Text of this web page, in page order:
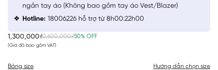
1,300,000₫2,600,000₫50% OFF
(Giá đã bao gồm VAT)
Bảng size Hướng dẫn chọn size
ngắn tay áo (Không bao gồm tay áo Vest/Blazer)
Hotline: 18006226 hỗ trợ từ 8h00:22h00